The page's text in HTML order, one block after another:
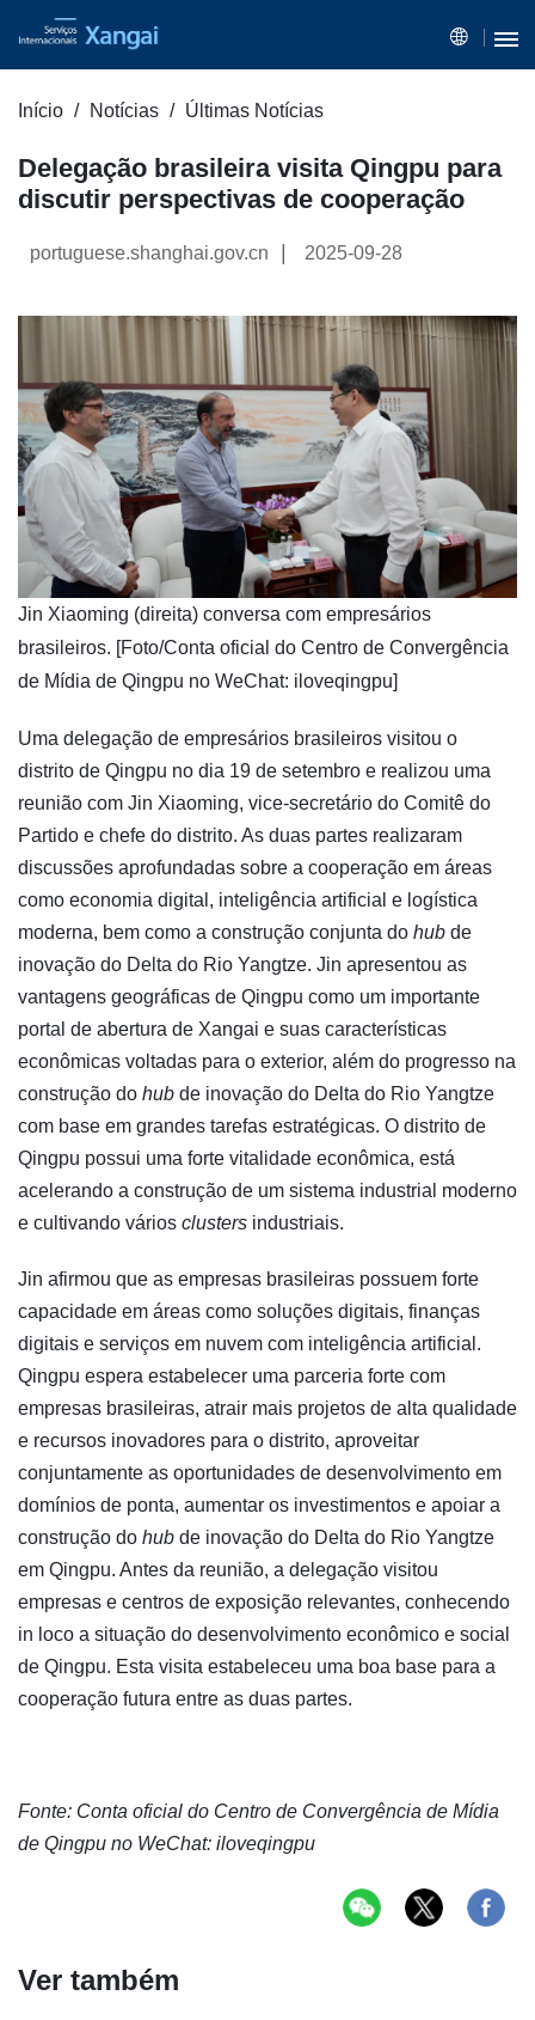
Início Notícias Últimas Notícias
Delegação brasileira visita Qingpu para
discutir perspectivas de cooperação
portuguese.shanghai.gov.cn 2025-09-28
​Jin Xiaoming (direita) conversa com empresários
brasileiros. [Foto/Conta oficial do Centro de Convergência
de Mídia de Qingpu no WeChat: iloveqingpu]
Uma delegação de empresários brasileiros visitou o
distrito de Qingpu no dia 19 de setembro e realizou uma
reunião com Jin Xiaoming, vice-secretário do Comitê do
Partido e chefe do distrito. As duas partes realizaram
discussões aprofundadas sobre a cooperação em áreas
como economia digital, inteligência artificial e logística
moderna, bem como a construção conjunta do hub de
inovação do Delta do Rio Yangtze. Jin apresentou as
vantagens geográficas de Qingpu como um importante
portal de abertura de Xangai e suas características
econômicas voltadas para o exterior, além do progresso na
construção do hub de inovação do Delta do Rio Yangtze
com base em grandes tarefas estratégicas. O distrito de
Qingpu possui uma forte vitalidade econômica, está
acelerando a construção de um sistema industrial moderno
e cultivando vários clusters industriais.
Jin afirmou que as empresas brasileiras possuem forte
capacidade em áreas como soluções digitais, finanças
digitais e serviços em nuvem com inteligência artificial.
Qingpu espera estabelecer uma parceria forte com
empresas brasileiras, atrair mais projetos de alta qualidade
e recursos inovadores para o distrito, aproveitar
conjuntamente as oportunidades de desenvolvimento em
domínios de ponta, aumentar os investimentos e apoiar a
construção do hub de inovação do Delta do Rio Yangtze
em Qingpu. Antes da reunião, a delegação visitou
empresas e centros de exposição relevantes, conhecendo
in loco a situação do desenvolvimento econômico e social
de Qingpu. Esta visita estabeleceu uma boa base para a
cooperação futura entre as duas partes.
Fonte: Conta oficial do Centro de Convergência de Mídia
de Qingpu no WeChat: iloveqingpu
Ver também